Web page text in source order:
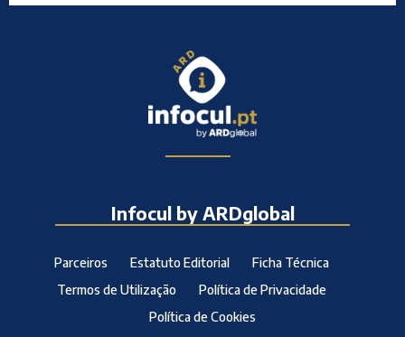
Infocul by ARDglobal
Parceiros Estatuto Editorial
Ficha Técnica
Termos de Utilização
Política de Privacidade
Política de Cookies